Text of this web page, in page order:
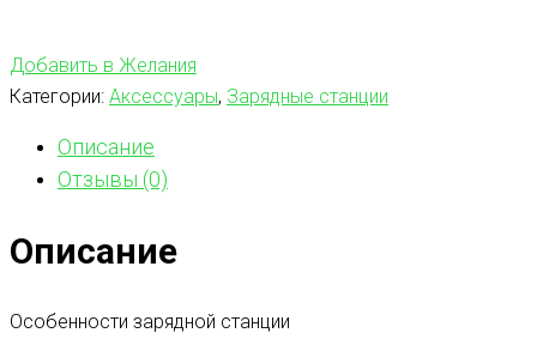
Добавить в Желания
Категории: Аксессуары, Зарядные станции
Описание
Отзывы (0)
Описание
Особенности зарядной станции